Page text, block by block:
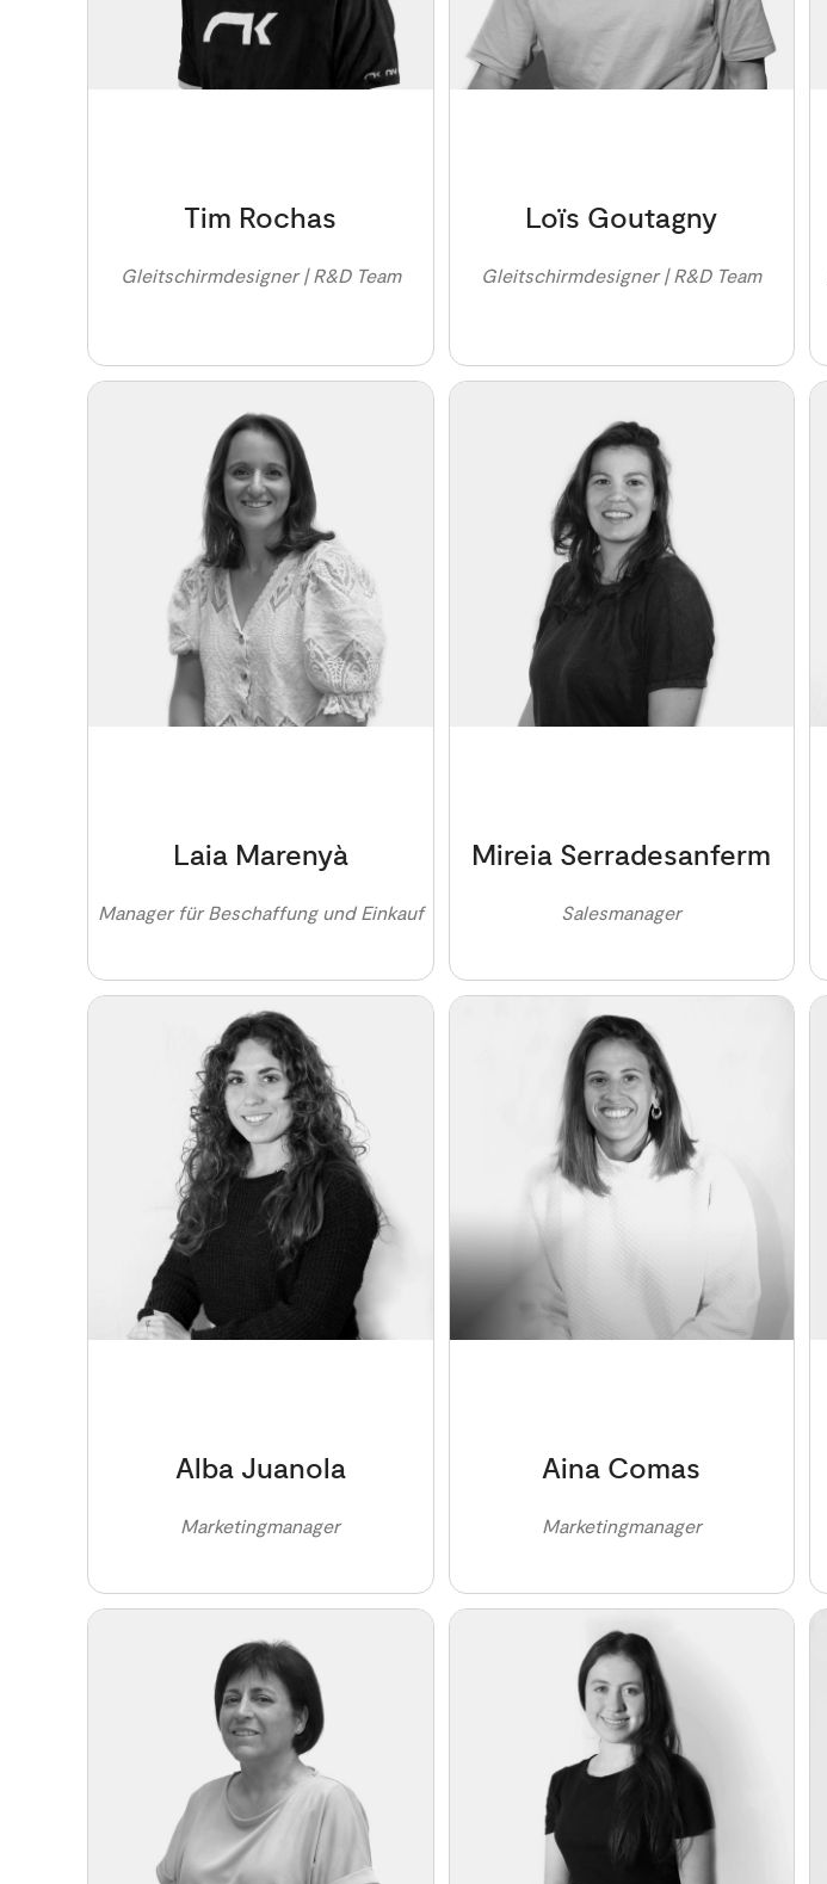
Tim Rochas
Gleitschirmdesigner | R&D Team
Loïs Goutagny
Gleitschirmdesigner | R&D Team
Laia Marenyà
Manager für Beschaffung und Einkauf
Mireia Serradesanferm
Salesmanager
Alba Juanola
Marketingmanager
Aina Comas
Marketingmanager